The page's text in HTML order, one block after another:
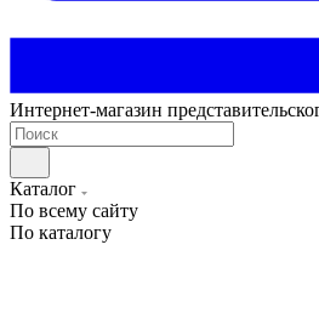
Интернет-магазин
Каталог
По всему сайту
По каталогу